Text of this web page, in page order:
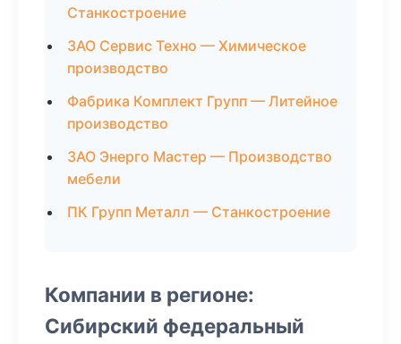
Станкостроение
ЗАО Сервис Техно — Химическое
производство
Фабрика Комплект Групп — Литейное
производство
ЗАО Энерго Мастер — Производство
мебели
ПК Групп Металл — Станкостроение
Компании в регионе:
Сибирский федеральный